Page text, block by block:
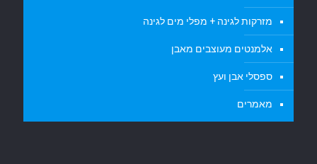
מזרקות לגינה + מפלי מים לגינה
אלמנטים מעוצבים מאבן
ספסלי אבן ועץ
מאמרים